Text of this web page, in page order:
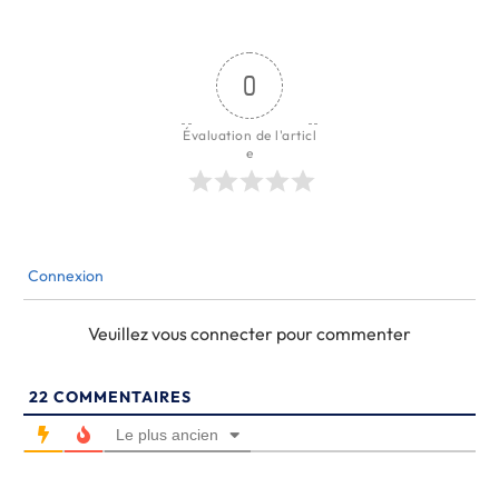
0
Évaluation de l'articl
e
Connexion
Veuillez vous connecter pour commenter
22 COMMENTAIRES
Le plus ancien